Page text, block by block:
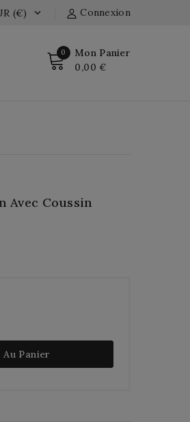
Connexion
(€) 
0 Mon Panier
0,00 €
Avec Coussin
Panier